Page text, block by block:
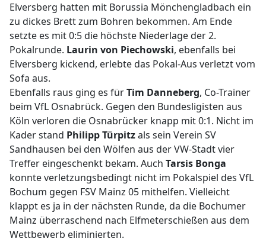
Elversberg hatten mit Borussia Mönchengladbach ein
zu dickes Brett zum Bohren bekommen. Am Ende
setzte es mit 0:5 die höchste Niederlage der 2.
Pokalrunde. Laurin von Piechowski, ebenfalls bei
Elversberg kickend, erlebte das Pokal-Aus verletzt vom
Sofa aus.
Ebenfalls raus ging es fürTim Danneberg, Co-Trainer
beim VfL Osnabrück. Gegen den Bundesligisten aus
Köln verloren die Osnabrücker knapp mit 0:1. Nicht im
Kader stand Philipp Türpitzals sein Verein SV
Sandhausen bei den Wölfen aus der VW-Stadt vier
Treffer eingeschenkt bekam. Auch Tarsis Bonga
konnte verletzungsbedingt nicht im Pokalspiel des VfL
Bochum gegen FSV Mainz 05 mithelfen. Vielleicht
klappt es ja in der nächsten Runde, da die Bochumer
Mainz überraschend nach Elfmeterschießen aus dem
Wettbewerb eliminierten.